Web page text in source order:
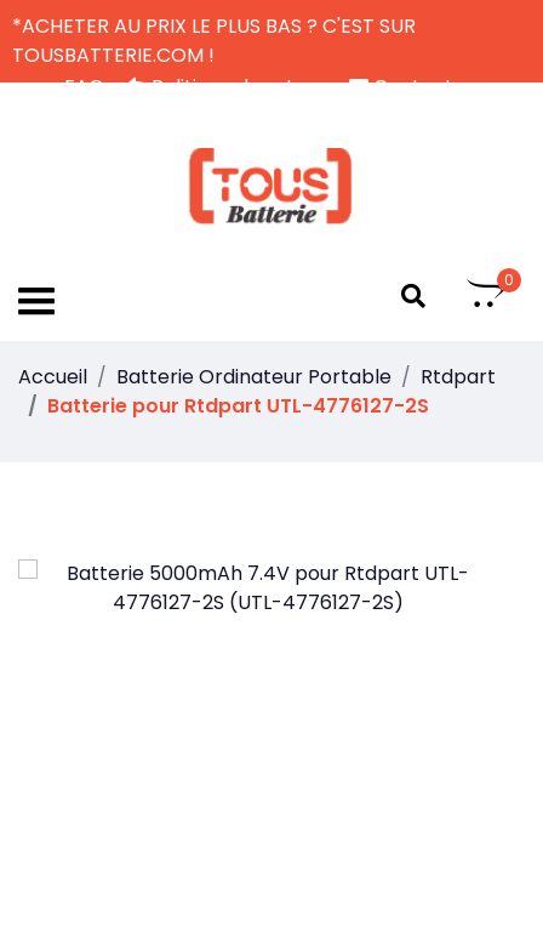
*ACHETER AU PRIX LE PLUS BAS ? C'EST SUR
TOUSBATTERIE.COM !
FAQ
Politique de retour
Contactez-nous
0
Accueil Batterie Ordinateur Portable
Rtdpart
Batterie pour Rtdpart UTL-4776127-2S